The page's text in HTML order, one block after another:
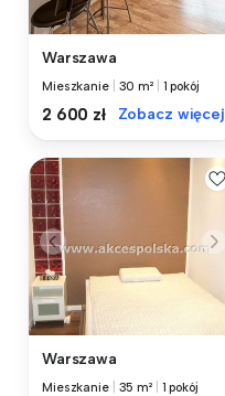
Warszawa
Mieszkanie 30 m² 1 pokój
2 600 zł Zobacz więcej
Warszawa
Mieszkanie 35 m² 1 pokój